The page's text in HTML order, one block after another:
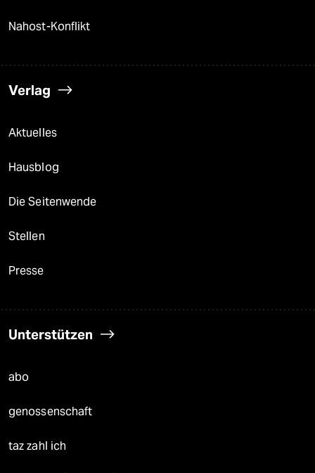
Nahost-Konflikt
Verlag
Aktuelles
Hausblog
Die Seitenwende
Stellen
Presse
Unterstützen
abo
genossenschaft
taz zahl ich